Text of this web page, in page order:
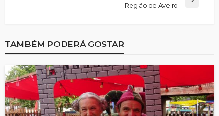
Região de Aveiro
TAMBÉM PODERÁ GOSTAR